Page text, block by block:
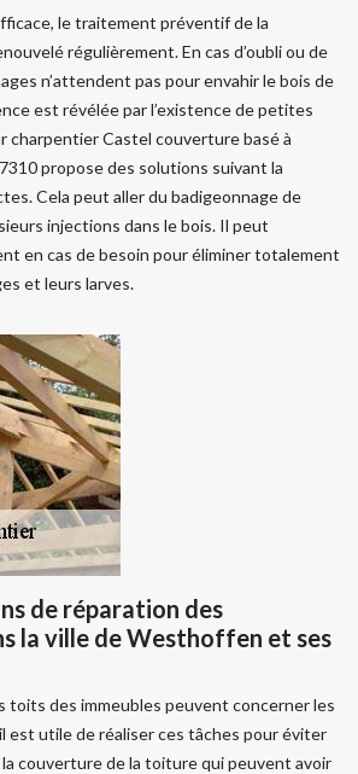
le traitement préventif de la
régulièrement. En cas d’oubli ou de
n’attendent pas pour envahir le bois de
est révélée par l’existence de petites
charpentier Castel couverture basé à
propose des solutions suivant la
Cela peut aller du badigeonnage de
injections dans le bois. Il peut
en cas de besoin pour éliminer totalement
et leurs larves.
de réparation des
la ville de Westhoffen et ses
toits des immeubles peuvent concerner les
est utile de réaliser ces tâches pour éviter
couverture de la toiture qui peuvent avoir